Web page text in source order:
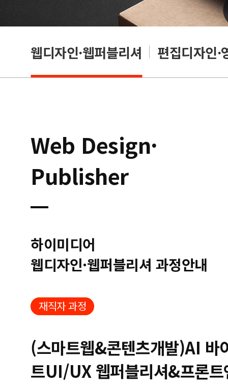
웹디자인·웹퍼블리셔 편집디자인·
Web Design·
Publisher
하이미디어
웹디자인·웹퍼블리셔 과정안내
재직자 과정
(스마트웹&콘텐츠개발)AI 바
트UI/UX 웹퍼블리셔&프론